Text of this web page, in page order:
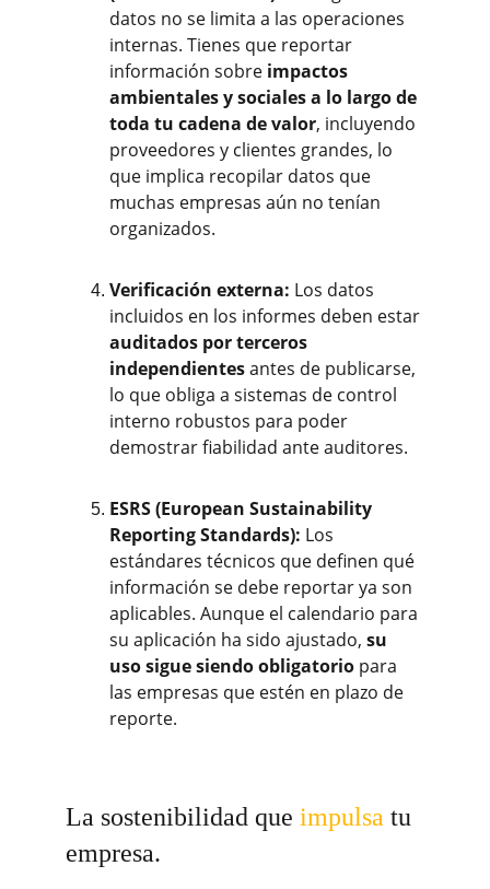
datos no se limita a las operaciones
internas. Tienes que reportar
información sobre impactos
ambientales y sociales a lo largo de
toda tu cadena de valor, incluyendo
proveedores y clientes grandes, lo
que implica recopilar datos que
muchas empresas aún no tenían
organizados.
Verificación externa: Los datos
incluidos en los informes deben estar
auditados por terceros
independientes antes de publicarse,
lo que obliga a sistemas de control
interno robustos para poder
demostrar fiabilidad ante auditores.
ESRS (European Sustainability
Reporting Standards): Los
estándares técnicos que definen qué
información se debe reportar ya son
aplicables. Aunque el calendario para
su aplicación ha sido ajustado, su
uso sigue siendo obligatorio para
las empresas que estén en plazo de
reporte.
La sostenibilidad que impulsa tu
empresa.